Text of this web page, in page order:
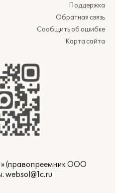
Поддержка
Обратная связь
Сообщить об ошибке
Карта сайта
(правопреемник ООО
websol@1c.ru